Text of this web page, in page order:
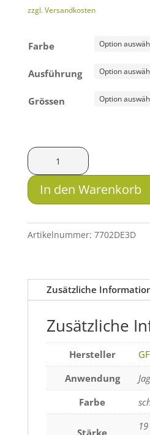
zzgl. Versandkosten
Farbe
Ausführung
Grössen
Wegu
Wechselschaftkappe
Slip
Super
Menge
In den Warenkorb
Artikelnummer: 7702DE3D
Zusätzliche
Zusätzliche
Hersteller
Anwendung
Farbe